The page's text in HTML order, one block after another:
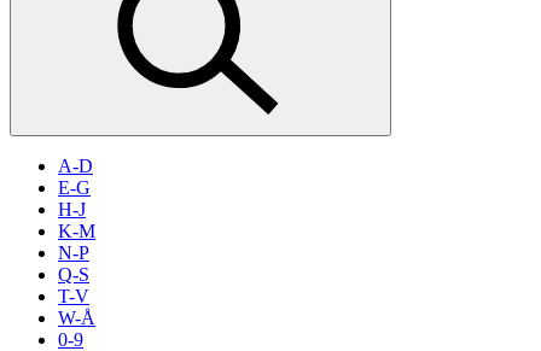
Aktiviteter
Inspirasjon
Søk
A-D
E-G
H-J
K-M
N-P
Q-S
T-V
W-Å
0-9